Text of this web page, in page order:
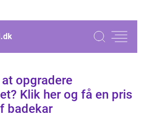
dk
opgradere
Klik her og få en pris
badekar